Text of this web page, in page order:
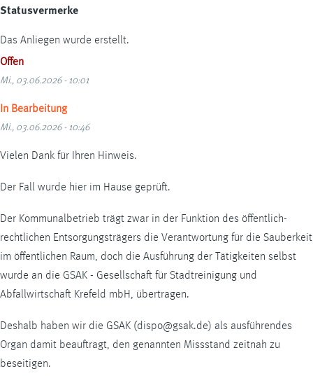
Statusvermerke
Das Anliegen wurde erstellt.
Offen
Mi., 03.06.2026 - 10:01
In Bearbeitung
Mi., 03.06.2026 - 10:46
Vielen Dank für Ihren Hinweis.
Der Fall wurde hier im Hause geprüft.
Der Kommunalbetrieb trägt zwar in der Funktion des öffentlich-
rechtlichen Entsorgungsträgers die Verantwortung für die Sauberkeit
im öffentlichen Raum, doch die Ausführung der Tätigkeiten selbst
wurde an die GSAK - Gesellschaft für Stadtreinigung und
Abfallwirtschaft Krefeld mbH, übertragen.
Deshalb haben wir die GSAK (dispo@gsak.de) als ausführendes
Organ damit beauftragt, den genannten Missstand zeitnah zu
beseitigen.